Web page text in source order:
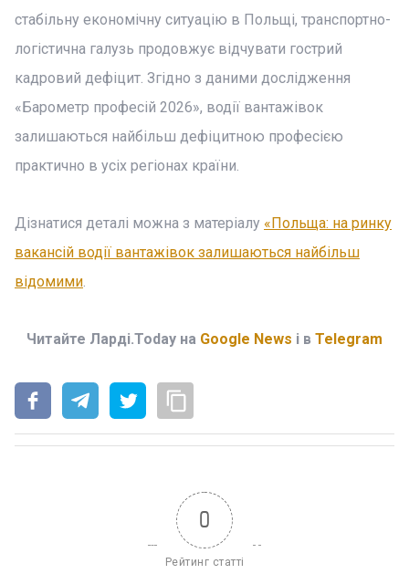
стабільну економічну ситуацію в Польщі, транспортно-
логістична галузь продовжує відчувати гострий
кадровий дефіцит. Згідно з даними дослідження
«Барометр професій 2026», водії вантажівок
залишаються найбільш дефіцитною професією
практично в усіх регіонах країни.
Дізнатися деталі можна з матеріалу «Польща: на ринку
вакансій водії вантажівок залишаються найбільш
відомими.
Читайте Ларді.Today на Google News і в Telegram
0
Рейтинг статті